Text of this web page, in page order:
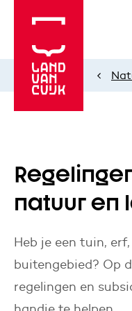
Home
natuur en
Heb je een tuin,
buitengebied? Op
regelingen en